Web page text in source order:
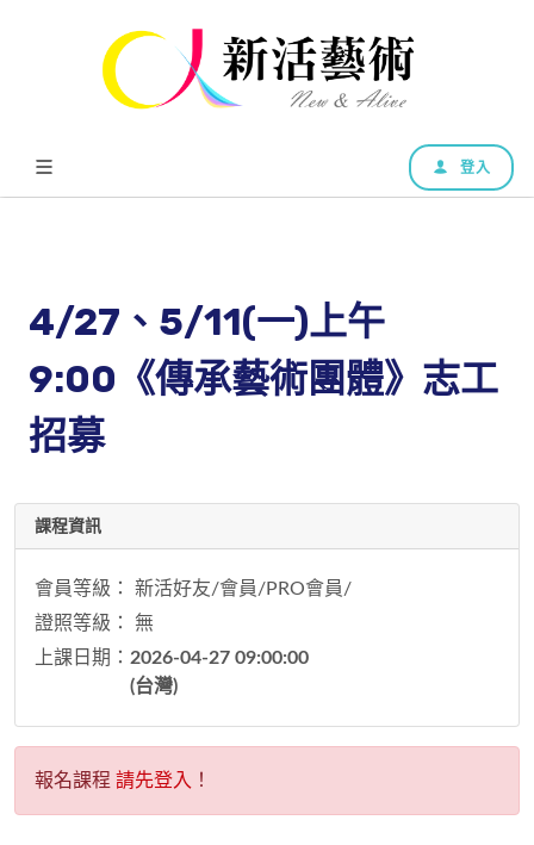
登入
4/27、5/11(一)上午
9:00《傳承藝術團體》志工
招募
課程資訊
會員等級： 新活好友/會員/PRO會員/
證照等級： 無
上課日期： 2026-04-27 09:00:00
(台灣)
報名課程 請先登入 ！